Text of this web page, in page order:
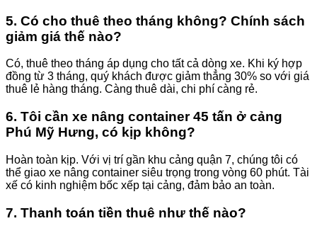
5. Có cho thuê theo tháng không? Chính sách
giảm giá thế nào?
Có, thuê theo tháng áp dụng cho tất cả dòng xe. Khi ký hợp
đồng từ 3 tháng, quý khách được giảm thẳng 30% so với giá
thuê lẻ hàng tháng. Càng thuê dài, chi phí càng rẻ.
6. Tôi cần xe nâng container 45 tấn ở cảng
Phú Mỹ Hưng, có kịp không?
Hoàn toàn kịp. Với vị trí gần khu cảng quận 7, chúng tôi có
thể giao xe nâng container siêu trọng trong vòng 60 phút. Tài
xế có kinh nghiệm bốc xếp tại cảng, đảm bảo an toàn.
7. Thanh toán tiền thuê như thế nào?